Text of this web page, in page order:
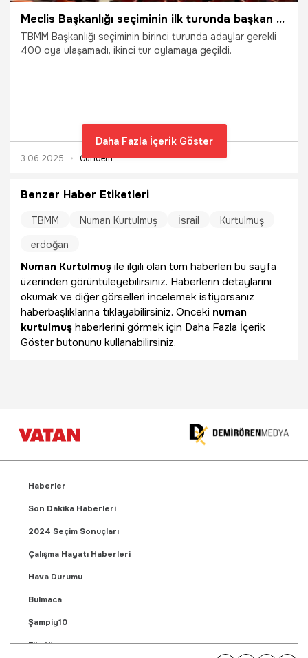
Meclis Başkanlığı seçiminin ilk turunda başkan seçilemedi
TBMM Başkanlığı seçiminin birinci turunda adaylar gerekli
400 oya ulaşamadı, ikinci tur oylamaya geçildi.
3.06.2025 Gündem
Daha Fazla İçerik Göster
Benzer Haber Etiketleri
TBMM Numan Kurtulmuş İsrail
Kurtulmuş
erdoğan
Numan Kurtulmuş ile ilgili olan tüm haberleri bu sayfa
üzerinden görüntüleyebilirsiniz. Haberlerin detaylarını
okumak ve diğer görselleri incelemek istiyorsanız
haberbaşlıklarına tıklayabilirsiniz. Önceki numan
kurtulmuş haberlerini görmek için Daha Fazla İçerik
Göster butonunu kullanabilirsiniz.
Haberler
Son Dakika Haberleri
2024 Seçim Sonuçları
Çalışma Hayatı Haberleri
Hava Durumu
Bulmaca
Şampiy10
Fikstür